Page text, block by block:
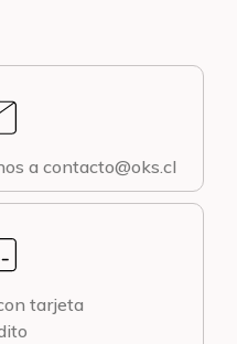
a contacto@oks.cl
tarjeta